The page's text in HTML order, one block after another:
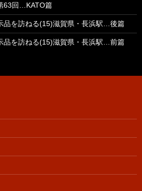
63回…KATO篇
品を訪ねる(15)滋賀県・長浜駅…後篇
品を訪ねる(15)滋賀県・長浜駅…前篇